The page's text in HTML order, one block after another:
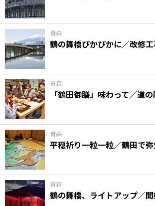
青森
鶴の舞橋ぴかぴかに／改修
青森
「鶴田御膳」味わって／道
青森
平穏祈り一粒一粒／鶴田で
青森
鶴の舞橋、ライトアップ／